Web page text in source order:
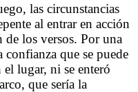
las circunstancias
al entrar en acción
de los versos. Por una
que se puede
lugar, ni se enteró
que sería la